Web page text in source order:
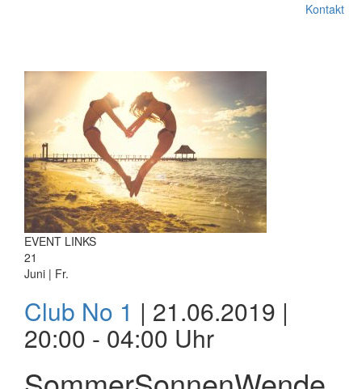
Kontakt
EVENT LINKS
21
Juni | Fr.
Club No 1 | 21.06.2019 |
20:00 - 04:00 Uhr